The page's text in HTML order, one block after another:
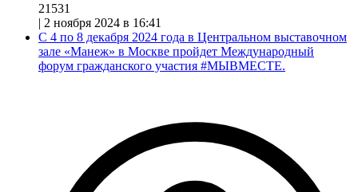
21531
| 2 ноября 2024 в 16:41
С 4 по 8 декабря 2024 года в Центральном выставочном
зале «Манеж» в Москве пройдет Международный
форум гражданского участия #МЫВМЕСТЕ.